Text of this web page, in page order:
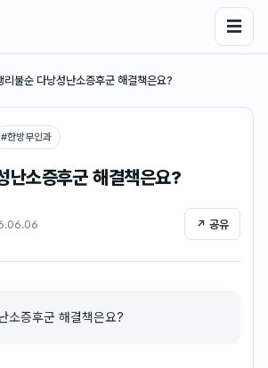
☰
리불순 다낭성난소증후군 해결책은요?
#한방부인과
난소증후군 해결책은요?
↗ 공유
소증후군 해결책은요?